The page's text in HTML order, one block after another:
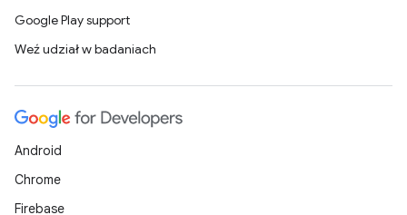
Google Play support
Weź udział w badaniach
Android
Chrome
Firebase